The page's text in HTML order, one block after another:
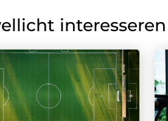
interesseren